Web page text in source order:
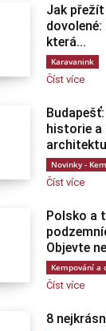
Jak
která...
Karavanink
Číst více
historie a
Novinky -
Číst více
Polsko a
Objevte
Kempování a
Číst více
8